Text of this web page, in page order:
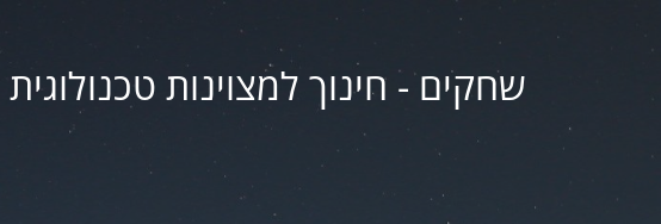
שחקים - חינוך למצוינות טכנולוגית